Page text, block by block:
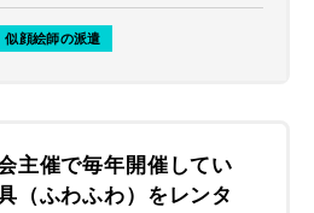
似顔絵師の派遣
主催で毎年開催してい
（ふわふわ）をレンタ